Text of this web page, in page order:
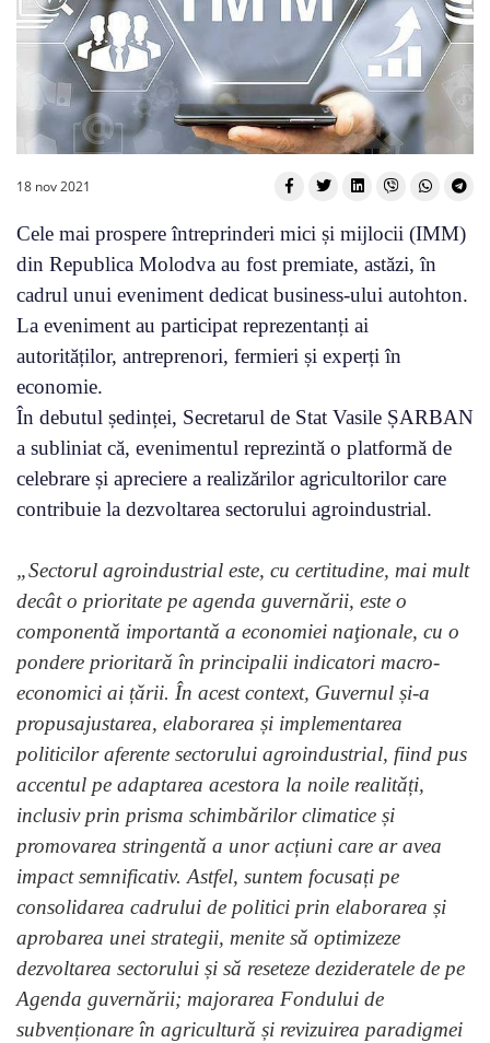
18 nov 2021
Cele mai prospere întreprinderi mici și mijlocii (IMM)
din Republica Molodva au fost premiate, astăzi, în
cadrul unui eveniment dedicat business-ului autohton.
La eveniment au participat reprezentanți ai
autorităților, antreprenori, fermieri și experți în
economie.
În debutul ședinței, Secretarul de Stat Vasile ȘARBAN
a subliniat că, evenimentul reprezintă o platformă de
celebrare și apreciere a realizărilor agricultorilor care
contribuie la dezvoltarea sectorului agroindustrial.
„Sectorul agroindustrial este, cu certitudine, mai mult
decât o prioritate pe agenda guvernării, este o
componentă importantă a economiei naţionale, cu o
pondere prioritară în principalii indicatori macro-
economici ai țării. În acest context, Guvernul și-a
propusajustarea, elaborarea și implementarea
politicilor aferente sectorului agroindustrial, fiind pus
accentul pe adaptarea acestora la noile realități,
inclusiv prin prisma schimbărilor climatice și
promovarea stringentă a unor acțiuni care ar avea
impact semnificativ. Astfel, suntem focusați pe
consolidarea cadrului de politici prin elaborarea și
aprobarea unei strategii, menite să optimizeze
dezvoltarea sectorului și să reseteze dezideratele de pe
Agenda guvernării; majorarea Fondului de
subvenționare în agricultură și revizuirea paradigmei